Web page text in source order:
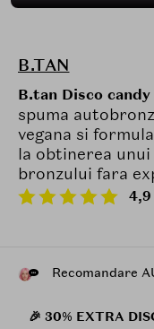
B.TAN
B.tan Disco
spuma
vegana si
la obtinerea
bronzului fara
4,9
Recomandare
🎉 30% EXTRA